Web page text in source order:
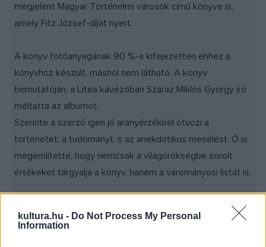
kultura.hu - Do Not Process My Personal
Information
megjelent Magyar Történelmi városok című könyve is,
amely Fitz József-díjat nyert.
A könyv fotóanyagának 90 %-a kifejezetten ehhez a
könyvhöz készült, máshol nem látható. A könyv
bemutatóján, a Litea kávézóban Száraz Miklós György író
méltatta az albumot.
Szerinte a szerző igen jó arányérzékkel ötvözi a
történetet, a tudományt, s az anekdotikus mesélést. Ő is
megemlítette, hogy nemcsak a világörökségbe sorolt
értékeket tárgyalja a könyv, hanem a várományosi listát is.
Fotó: Mészáros István - a tokaj borvidék egyik pincéje